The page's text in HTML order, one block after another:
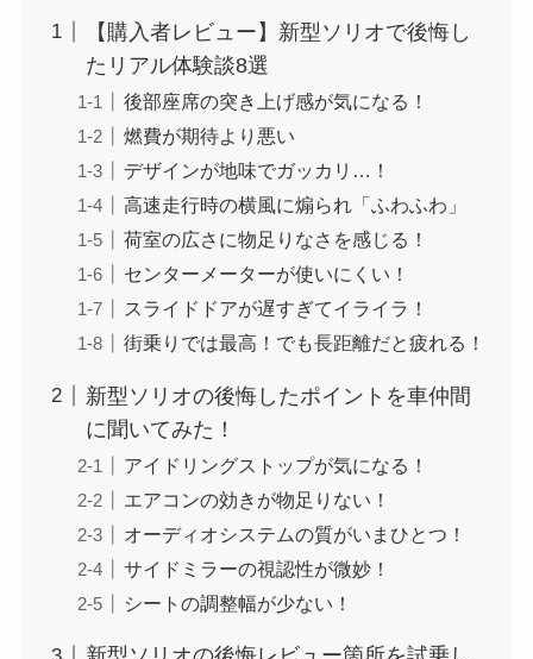
【購入者レビュー】新型ソリオで後悔し
たリアル体験談8選
後部座席の突き上げ感が気になる！
燃費が期待より悪い
デザインが地味でガッカリ…！
高速走行時の横風に煽られ「ふわふわ」
荷室の広さに物足りなさを感じる！
センターメーターが使いにくい！
スライドドアが遅すぎてイライラ！
街乗りでは最高！でも長距離だと疲れる！
新型ソリオの後悔したポイントを車仲間
に聞いてみた！
アイドリングストップが気になる！
エアコンの効きが物足りない！
オーディオシステムの質がいまひとつ！
サイドミラーの視認性が微妙！
シートの調整幅が少ない！